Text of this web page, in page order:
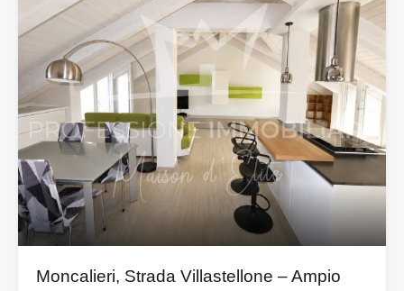
Moncalieri, Strada Villastellone – Ampio